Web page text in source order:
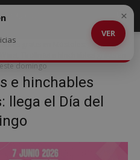
gratis en Móstoles: llega el Día
domingo
e hinchables
llega el Día del
VER
×